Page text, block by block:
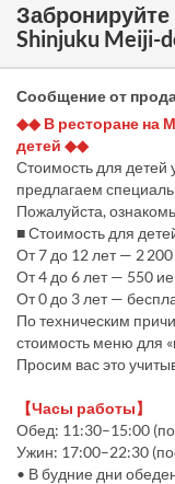
Забронируйте
Shinjuku Meiji-
Сообщение от
◆◆ В ресторане на
детей ◆◆
Стоимость для детей
предлагаем
Пожалуйста,
■ Стоимость для
От 7 до 12 лет — 2
От 4 до 6 лет — 550
От 0 до 3 лет —
По техническим
стоимость меню для
Просим вас это
【Часы работы】
Обед: 11:30–15:00
Ужин: 17:00–22:30
• В будние дни